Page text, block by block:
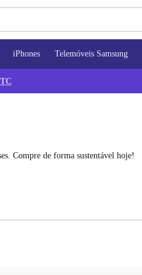
iPhones Telemóveis Samsung
TC
Compre de forma sustentável hoje!